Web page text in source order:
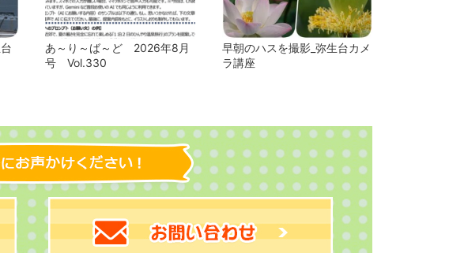
あ～り～ば～ど 2026年8月
号 Vol.330
早朝のハスを撮影_弥生台カメ
ラ講座